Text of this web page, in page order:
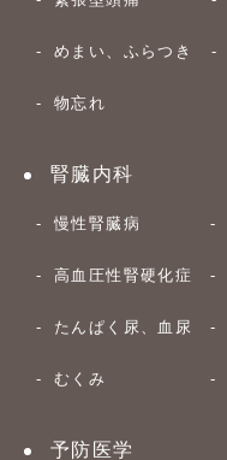
めまい、ふらつき
物忘れ
腎臓内科
慢性腎臓病
高血圧性腎硬化症
たんぱく尿、血尿
むくみ
予防医学